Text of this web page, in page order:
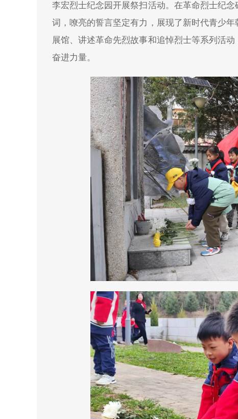
李宏烈士纪念园开展祭扫活动。在革命烈士纪
词，嘹亮的誓言坚定有力，展现了新时代青少
展馆、讲述革命先烈故事和追悼烈士等系列活
奋进力量。